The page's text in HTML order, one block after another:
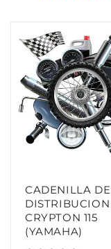
CADENILLA DE
DISTRIBUCION
CRYPTON 115
(YAMAHA)